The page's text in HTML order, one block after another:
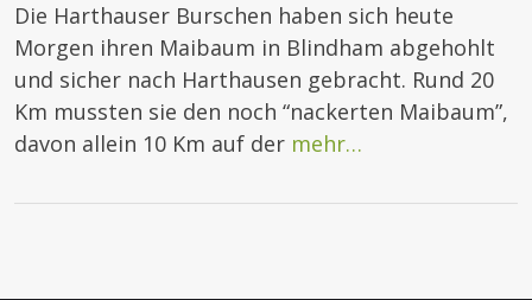
Die Harthauser Burschen haben sich heute
Morgen ihren Maibaum in Blindham abgehohlt
und sicher nach Harthausen gebracht. Rund 20
Km mussten sie den noch “nackerten Maibaum”,
davon allein 10 Km auf der mehr…